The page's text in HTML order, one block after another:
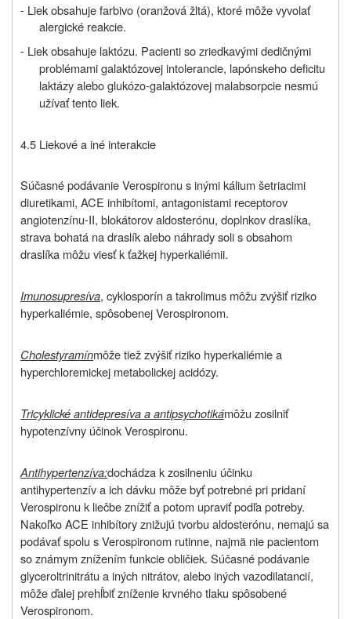
- Liek obsahuje farbivo (oranžová žltá), ktoré môže vyvolať
alergické reakcie.
- Liek obsahuje laktózu. Pacienti so zriedkavými dedičnými
problémami galaktózovej intolerancie, lapónskeho deficitu
laktázy alebo glukózo-galaktózovej malabsorpcie nesmú
užívať tento liek.
4.5 Liekové a iné interakcie
Súčasné podávanie Verospironu s inými kálium šetriacimi
diuretikami, ACE inhibítomi, antagonistami receptorov
angiotenzínu-II, blokátorov aldosterónu, doplnkov draslíka,
strava bohatá na draslík alebo náhrady soli s obsahom
draslíka môžu viesť k ťažkej hyperkaliémii.
Imunosupresíva, cyklosporín a takrolimus môžu zvýšiť riziko
hyperkaliémie, spôsobenej Verospironom.
Cholestyramínmôže tiež zvýšiť riziko hyperkaliémie a
hyperchloremickej metabolickej acidózy.
Tricyklické antidepresíva a antipsychotikámôžu zosilniť
hypotenzívny účinok Verospironu.
Antihypertenzíva:dochádza k zosilneniu účinku
antihypertenzív a ich dávku môže byť potrebné pri pridaní
Verospironu k liečbe znížiť a potom upraviť podľa potreby.
Nakoľko ACE inhibítory znižujú tvorbu aldosterónu, nemajú sa
podávať spolu s Verospironom rutinne, najmä nie pacientom
so známym znížením funkcie obličiek. Súčasné podávanie
glyceroltrinitrátu a iných nitrátov, alebo iných vazodilatancií,
môže ďalej prehĺbiť zníženie krvného tlaku spôsobené
Verospironom.